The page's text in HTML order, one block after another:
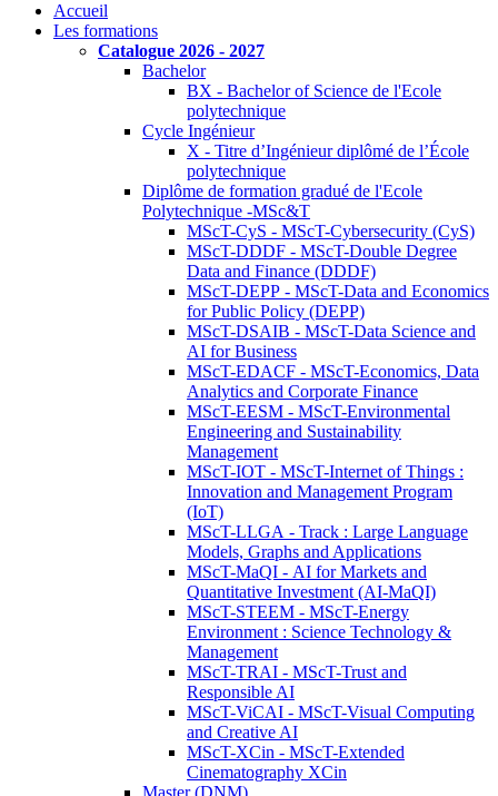
Accueil
Les formations
Catalogue 2026 - 2027
Bachelor
BX - Bachelor of Science de l'Ecole
polytechnique
Cycle Ingénieur
X - Titre d’Ingénieur diplômé de l’École
polytechnique
Diplôme de formation gradué de l'Ecole
Polytechnique -MSc&T
MScT-CyS - MScT-Cybersecurity (CyS)
MScT-DDDF - MScT-Double Degree
Data and Finance (DDDF)
MScT-DEPP - MScT-Data and Economics
for Public Policy (DEPP)
MScT-DSAIB - MScT-Data Science and
AI for Business
MScT-EDACF - MScT-Economics, Data
Analytics and Corporate Finance
MScT-EESM - MScT-Environmental
Engineering and Sustainability
Management
MScT-IOT - MScT-Internet of Things :
Innovation and Management Program
(IoT)
MScT-LLGA - Track : Large Language
Models, Graphs and Applications
MScT-MaQI - AI for Markets and
Quantitative Investment (AI-MaQI)
MScT-STEEM - MScT-Energy
Environment : Science Technology &
Management
MScT-TRAI - MScT-Trust and
Responsible AI
MScT-ViCAI - MScT-Visual Computing
and Creative AI
MScT-XCin - MScT-Extended
Cinematography XCin
Master (DNM)